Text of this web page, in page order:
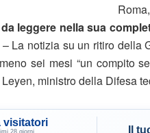
leggere nella sua
La notizia su un ritiro della
sei mesi “un compito
ministro della Difesa
visitatori
28 giorni Il